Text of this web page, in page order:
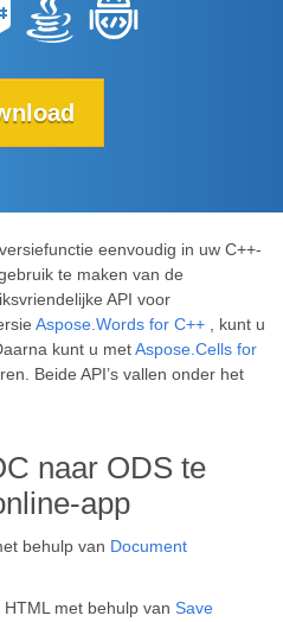
eenvoudig in uw C++-
te maken van de
API voor
Aspose.Words for C++ , kunt u
kunt u metAspose.Cells for
Beide API’s vallen onder het
naar ODS te
app
behulp van Document
met behulp van Save